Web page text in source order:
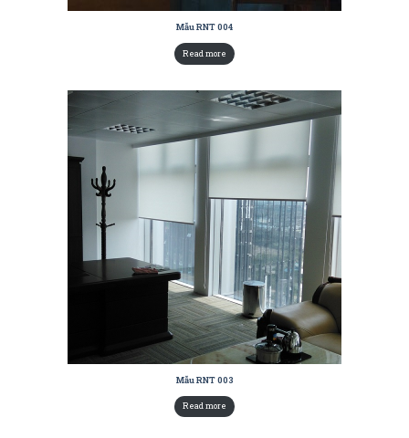
Mẫu RNT 004
Read more
Mẫu RNT 003
Read more